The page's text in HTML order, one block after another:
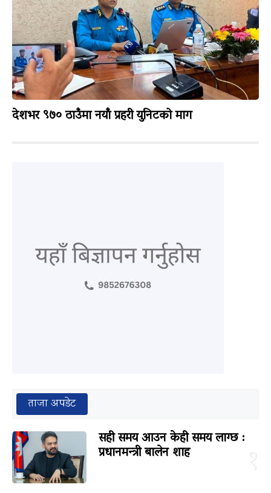
देशभर ९७० ठाउँमा नयाँ प्रहरी युनिटको माग
ताजा अपडेट
सही समय आउन केही समय लाग्छ :
प्रधानमन्त्री बालेन शाह